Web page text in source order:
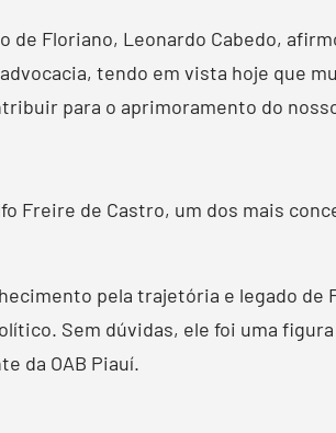
de Floriano, Leonardo Cabedo,
tendo em vista hoje que
para o aprimoramento do
Freire de Castro, um dos mais
pela trajetória e legado
Sem dúvidas, ele foi uma
da OAB Piauí.